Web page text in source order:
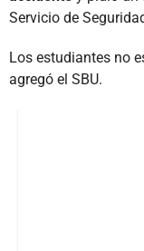
Servicio de
Los estudiantes no
agregó el SBU.